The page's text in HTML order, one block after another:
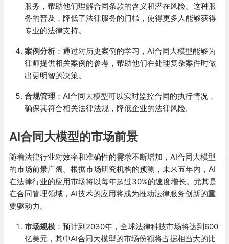
服务，帮助他们理解合同条款的含义和潜在风险。这种服
务的普及，降低了法律服务的门槛，使得更多人能够获得
专业的法律支持。
案例分析 ：通过对历史案例的学习，AI合同大模型能够为
律师提供相关案例的参考，帮助他们在处理复杂案件时做
出更明智的决策。
合规管理 ：AI合同大模型可以实时监控合同的执行情况，
确保其符合相关法律法规，降低企业的法律风险。
AI合同大模型的市场前景
随着法律行业对效率和准确性的需求不断增加，AI合同大模型
的市场前景广阔。根据市场研究机构的预测，未来五年内，AI
在法律行业的应用市场将以每年超过30%的速度增长。尤其是
在合同管理领域，AI技术的应用将成为推动法律服务创新的重
要驱动力。
市场规模 ：预计到2030年，全球法律科技市场将达到600
亿美元，其中AI合同大模型的市场份额将占据相当大的比